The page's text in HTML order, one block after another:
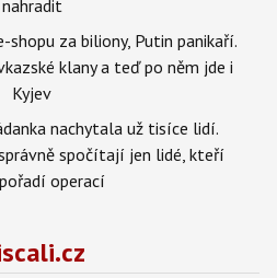
nahradit
za biliony, Putin panikaří.
klany a teď po něm jde i
Kyjev
nachytala už tisíce lidí.
spočítají jen lidé, kteří
operací